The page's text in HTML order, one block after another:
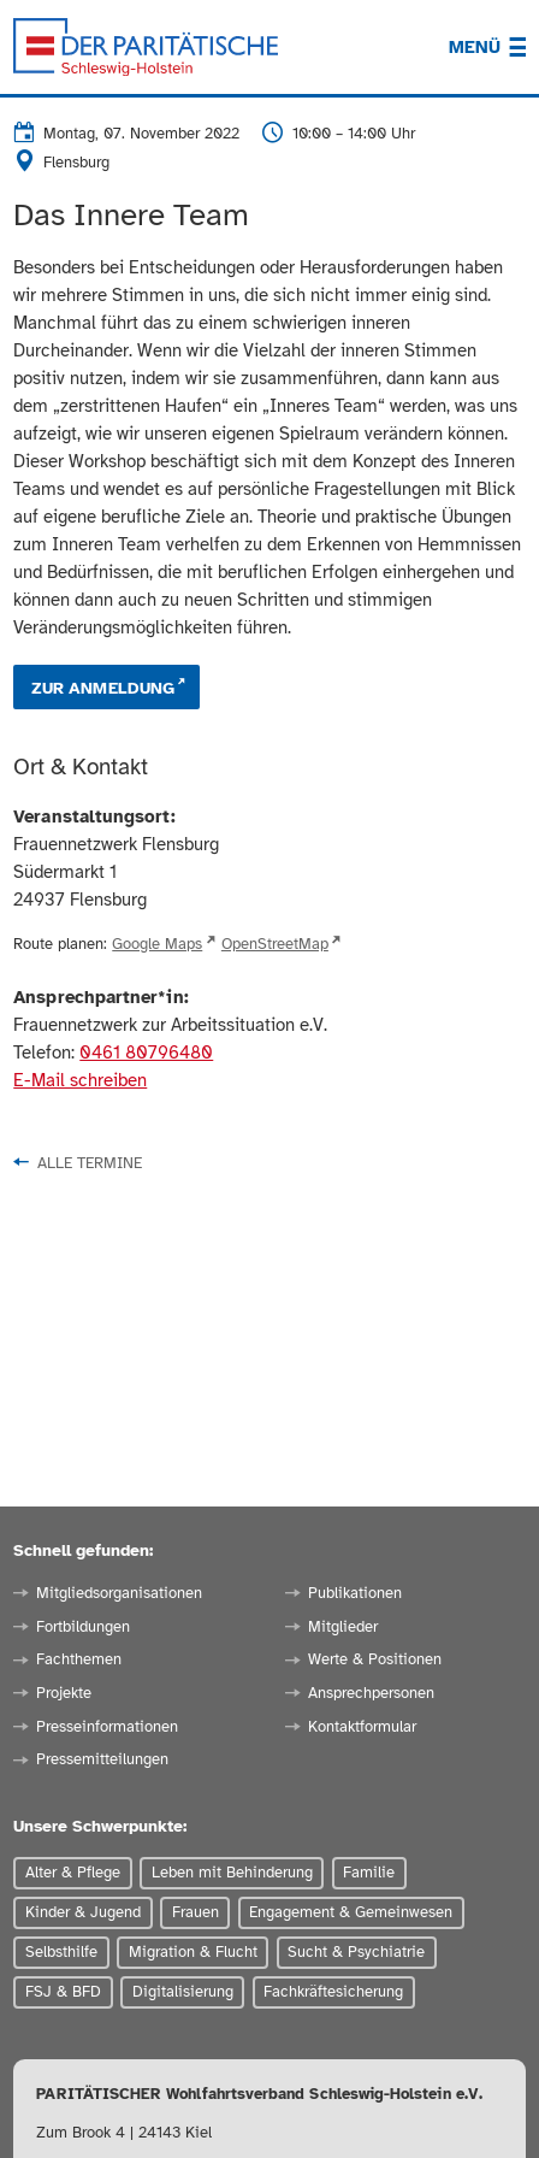
MENÜ
Montag, 07. November 2022
10:00 – 14:00 Uhr
Flensburg
Das Innere Team
Besonders bei Entscheidungen oder Herausforderungen haben
wir mehrere Stimmen in uns, die sich nicht immer einig sind.
Manchmal führt das zu einem schwierigen inneren
Durcheinander. Wenn wir die Vielzahl der inneren Stimmen
positiv nutzen, indem wir sie zusammenführen, dann kann aus
dem „zerstrittenen Haufen“ ein „Inneres Team“ werden, was uns
aufzeigt, wie wir unseren eigenen Spielraum verändern können.
Dieser Workshop beschäftigt sich mit dem Konzept des Inneren
Teams und wendet es auf persönliche Fragestellungen mit Blick
auf eigene berufliche Ziele an. Theorie und praktische Übungen
zum Inneren Team verhelfen zu dem Erkennen von Hemmnissen
und Bedürfnissen, die mit beruflichen Erfolgen einhergehen und
können dann auch zu neuen Schritten und stimmigen
Veränderungsmöglichkeiten führen.
ZUR ANMELDUNG
Ort & Kontakt
Veranstaltungsort:
Frauennetzwerk Flensburg
Südermarkt 1
24937 Flensburg
Route planen: Google Maps OpenStreetMap
Ansprechpartner*in:
Frauennetzwerk zur Arbeitssituation e.V.
Telefon: 0461 80796480
E-Mail schreiben
ALLE TERMINE
Schnell gefunden:
Mitgliedsorganisationen
Fortbildungen
Fachthemen
Projekte
Presseinformationen
Pressemitteilungen
Publikationen
Mitglieder
Werte & Positionen
Ansprechpersonen
Kontaktformular
Unsere Schwerpunkte:
Alter & Pflege Leben mit Behinderung Familie
Kinder & Jugend Frauen Engagement & Gemeinwesen
Selbsthilfe Migration & Flucht Sucht & Psychiatrie
FSJ & BFD Digitalisierung Fachkräftesicherung
PARITÄTISCHER Wohlfahrtsverband Schleswig-Holstein e.V.
Zum Brook 4 | 24143 Kiel